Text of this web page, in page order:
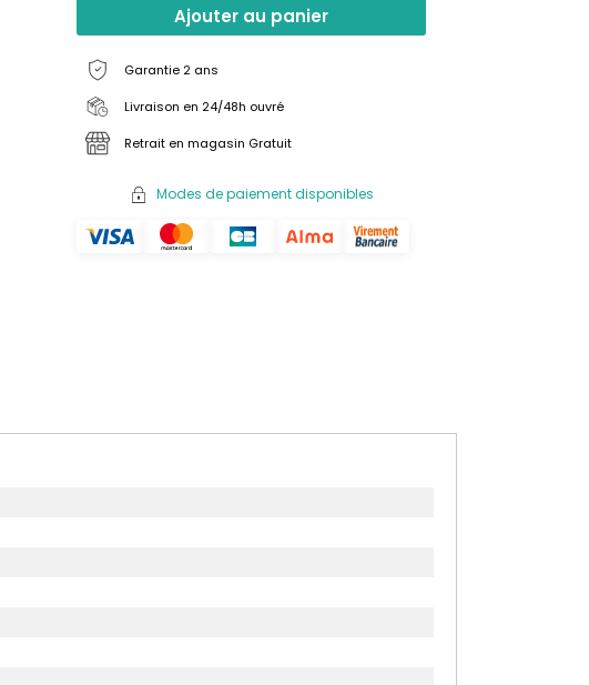
Ajouter au panier
Garantie 2 ans
Livraison en 24/48h ouvré
Retrait en magasin Gratuit
Modes de paiement disponibles